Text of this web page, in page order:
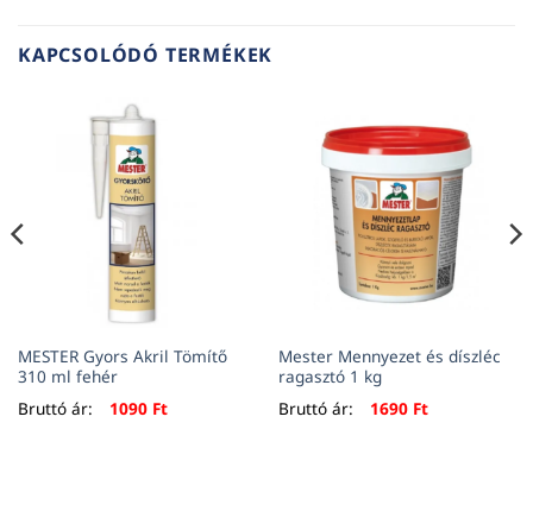
KAPCSOLÓDÓ TERMÉKEK
MESTER Gyors Akril Tömítő
310 ml fehér
Bruttó ár:
1090 Ft
Mester Mennyezet és díszléc
ragasztó 1 kg
Bruttó ár:
1690 Ft